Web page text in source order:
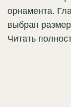
орнамента.
выбран
Читать